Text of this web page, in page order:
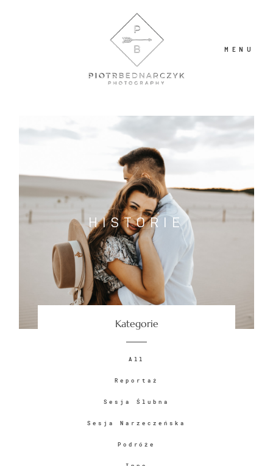
MENU
HISTORIE
Kategorie
All
Reportaż
Sesja Ślubna
Sesja Narzeczeńska
Podróże
PORTFOLIO
BLOG
KONTAKT
PYTANIA